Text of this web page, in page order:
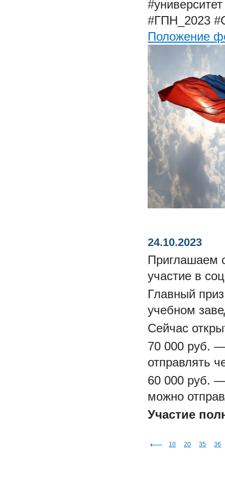
#университет
#ГПН_2023
Положение
24.10.2023
Приглашаем
участие в
Главный
учебном
Сейчас
70 000 руб.
отправлять
60 000 руб.
можно
Участие
10 20 35 36